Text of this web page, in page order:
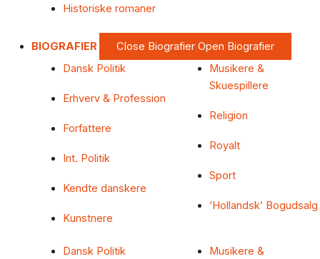
Historiske romaner
BIOGRAFIER Close Biografier Open Biografier
Dansk Politik
Erhverv & Profession
Forfattere
Int. Politik
Kendte danskere
Kunstnere
Musikere &
Skuespillere
Religion
Royalt
Sport
‘Hollandsk’ Bogudsalg
Dansk Politik
Musikere &